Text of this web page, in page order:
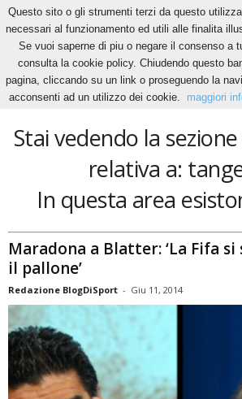
Home Tags Tangenti
tangenti
Stai vedendo la
relativa a:
In questa area
Maradona a Blatter: ‘La Fifa
il pallone’
Redazione BlogDiSport - Giu 11, 2014
Questo sito o gli strumenti terzi da questo
necessari al funzionamento ed utili alle finalita
Se vuoi saperne di piu o negare il consenso a
consulta la cookie policy. Chiudendo questo
pagina, cliccando su un link o proseguendo la
acconsenti ad un utilizzo dei cookie.
maggiori